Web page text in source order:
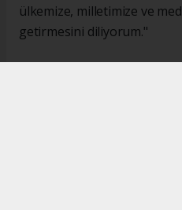
ülkemize, milletimize ve
getirmesini diliyorum."